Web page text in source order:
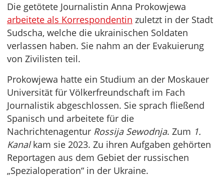
Die getötete Journalistin Anna Prokowjewa
arbeitete als Korrespondentin zuletzt in der Stadt
Sudscha, welche die ukrainischen Soldaten
verlassen haben. Sie nahm an der Evakuierung
von Zivilisten teil.
Prokowjewa hatte ein Studium an der Moskauer
Universität für Völkerfreundschaft im Fach
Journalistik abgeschlossen. Sie sprach fließend
Spanisch und arbeitete für die
Nachrichtenagentur Rossija Sewodnja. Zum 1.
Kanalkam sie 2023. Zu ihren Aufgaben gehörten
Reportagen aus dem Gebiet der russischen
„Spezialoperation“ in der Ukraine.